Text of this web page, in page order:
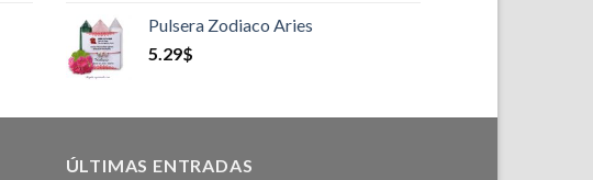
Pulsera Zodiaco Aries
5.29$
ÚLTIMAS ENTRADAS